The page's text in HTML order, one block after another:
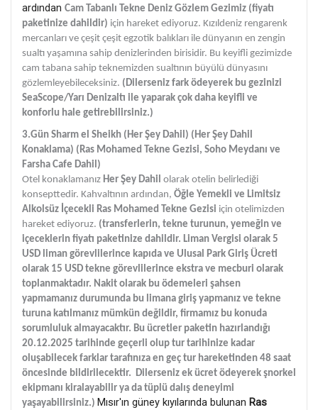
ardından Cam Tabanlı Tekne Deniz Gözlem Gezimiz (fiyatı
paketinize dahildir) için hareket ediyoruz. Kızıldeniz rengarenk
mercanları ve çeşit çeşit egzotik balıkları ile dünyanın en zengin
sualtı yaşamına sahip denizlerinden birisidir. Bu keyifli gezimizde
cam tabana sahip teknemizden sualtının büyülü dünyasını
gözlemleyebileceksiniz. (Dilerseniz fark ödeyerek bu gezinizi
SeaScope/Yarı Denizaltı ile yaparak çok daha keyifli ve
konforlu hale getirebilirsiniz.)
3.Gün Sharm el Sheikh (Her Şey Dahil) (Her Şey Dahil
Konaklama) (Ras Mohamed Tekne Gezisi, Soho Meydanı ve
Farsha Cafe Dahil)
Otel konaklamanız Her Şey Dahil olarak otelin belirlediği
konsepttedir. Kahvaltının ardından, Öğle Yemekli ve Limitsiz
Alkolsüz İçecekli Ras Mohamed Tekne Gezisi için otelimizden
hareket ediyoruz. (transferlerin, tekne turunun, yemeğin ve
içeceklerin fiyatı paketinize dahildir. Liman Vergisi olarak 5
USD liman görevlilerince kapıda ve Ulusal Park Giriş Ücreti
olarak 15 USD tekne görevlilerince ekstra ve mecburi olarak
toplanmaktadır. Nakit olarak bu ödemeleri şahsen
yapmamanız durumunda bu limana giriş yapmanız ve tekne
turuna katılmanız mümkün değildir, firmamız bu konuda
sorumluluk almayacaktır. Bu ücretler paketin hazırlandığı
20.12.2025 tarihinde geçerli olup tur tarihinize kadar
oluşabilecek farklar tarafınıza en geç tur hareketinden 48 saat
öncesinde bildirilecektir. Dilerseniz ek ücret ödeyerek şnorkel
ekipmanı kiralayabilir ya da tüplü dalış deneyimi
yaşayabilirsiniz.) Mısır'ın güney kıyılarında bulunan Ras